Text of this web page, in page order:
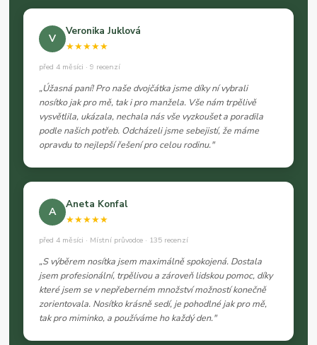
V
Veronika Juklová
★★★★★
před 4 měsíci · 9 recenzí
„Úžasná paní! Pro naše dvojčátka jsme díky ní vybrali
nosítko jak pro mě, tak i pro manžela. Vše nám trpělivě
vysvětlila, ukázala, nechala nás vše vyzkoušet a poradila
podle našich potřeb. Odcházeli jsme sebejistí, že máme
opravdu to nejlepší řešení pro celou rodinu."
A
Aneta Konfal
★★★★★
před 4 měsíci · Místní průvodce · 135 recenzí
„S výběrem nosítka jsem maximálně spokojená. Dostala
jsem profesionální, trpělivou a zároveň lidskou pomoc, díky
které jsem se v nepřeberném množství možností konečně
zorientovala. Nosítko krásně sedí, je pohodlné jak pro mě,
tak pro miminko, a používáme ho každý den."